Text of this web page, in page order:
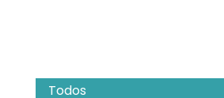
Todos